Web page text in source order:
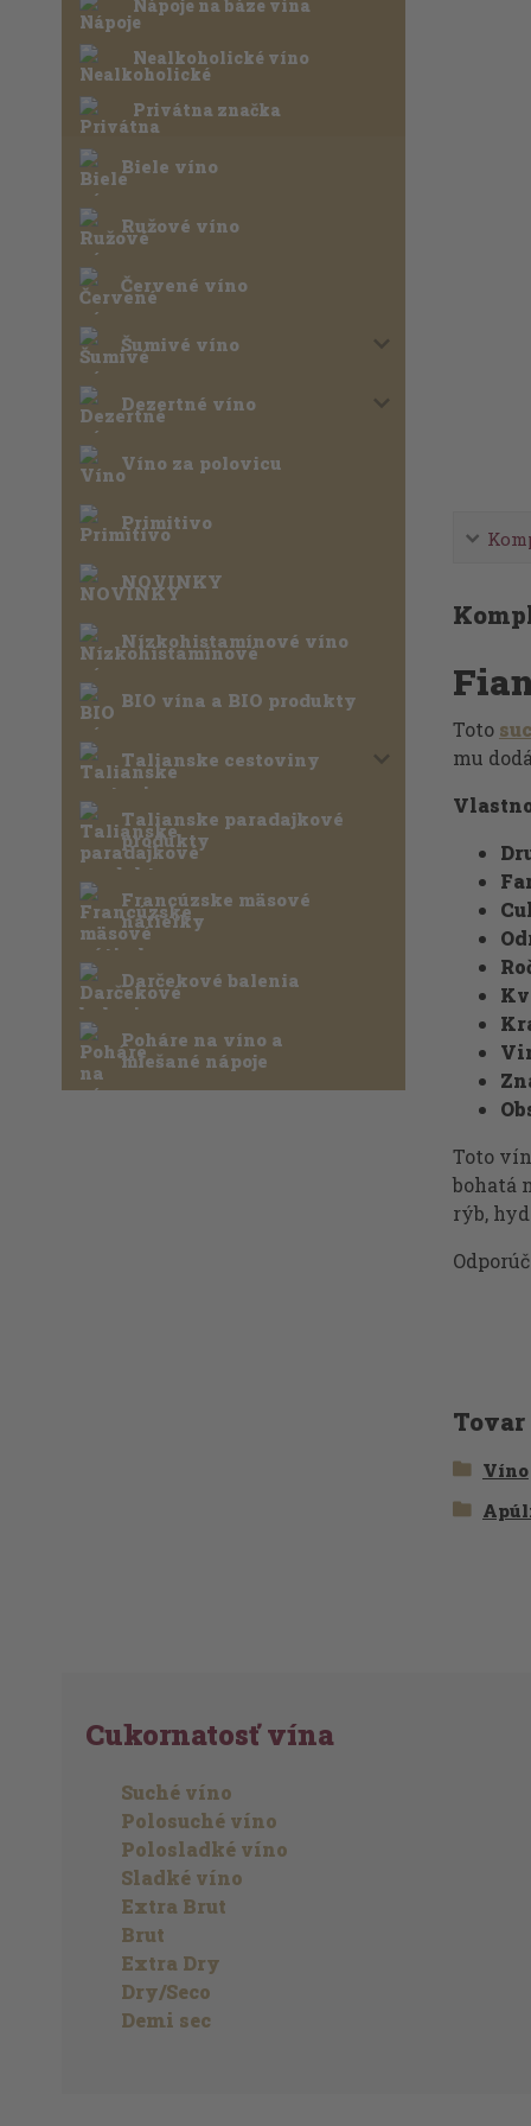
Nápoje na báze vína
Nealkoholické víno
Privátna značka
Biele víno
Ružové víno
Červené víno
Šumivé víno
Dezertné víno
Víno za polovicu
Primitivo
NOVINKY
Nízkohistamínové víno
BIO vína a BIO produkty
Talianske cestoviny
Talianske paradajkové
produkty
Francúzske mäsové
nátierky
Darčekové balenia
Poháre na víno a
miešané nápoje
Toto
mu
Toto
bohatá
rýb,
Víno
Cukornatosť vína
Suché víno
Polosuché víno
Polosladké víno
Sladké víno
Extra Brut
Brut
Extra Dry
Dry/Seco
Demi sec